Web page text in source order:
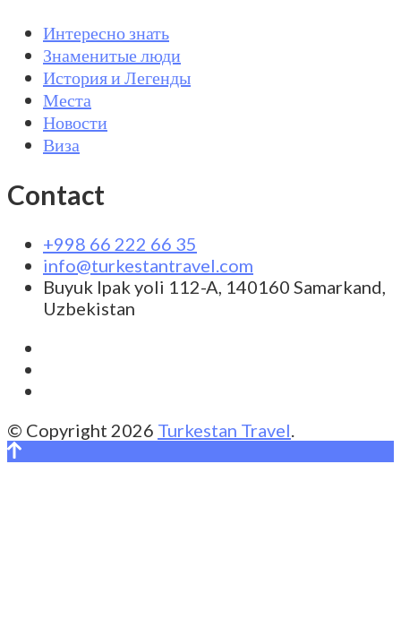
Интересно знать
Знаменитые люди
История и Легенды
Места
Новости
Виза
Contact
+998 66 222 66 35
info@turkestantravel.com
Buyuk Ipak yoli 112-A, 140160 Samarkand,
Uzbekistan
© Copyright 2026 Turkestan Travel.